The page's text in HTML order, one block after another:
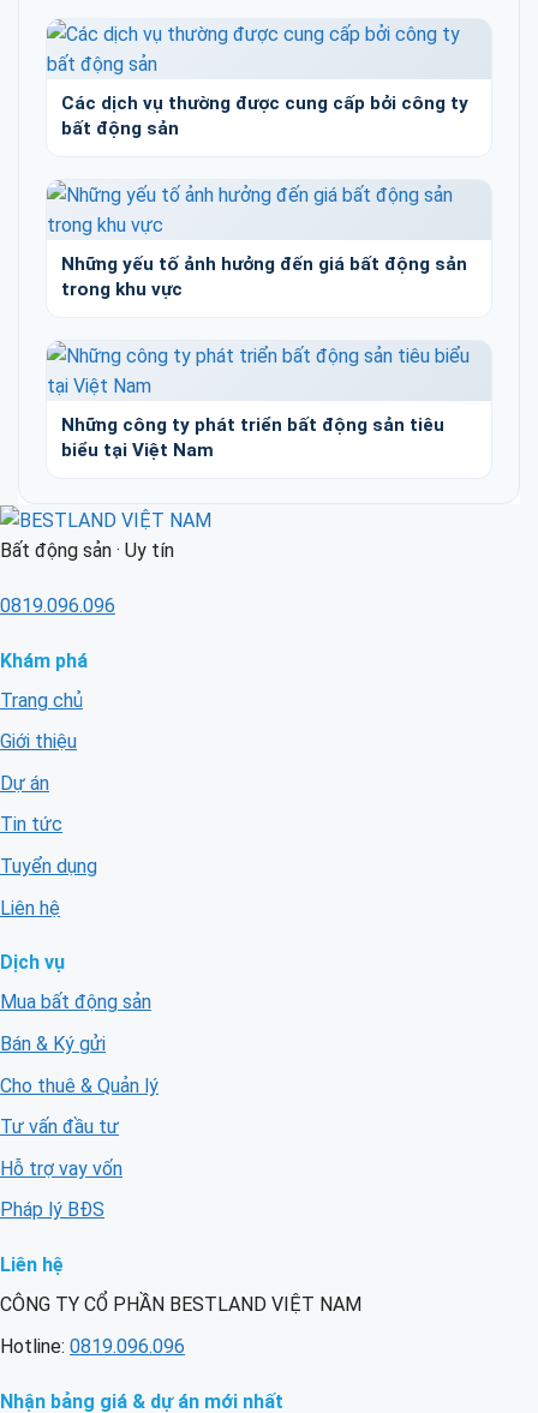
Các dịch vụ thường được cung cấp bởi công ty
bất động sản
Những yếu tố ảnh hưởng đến giá bất động sản
trong khu vực
Những công ty phát triển bất động sản tiêu
biểu tại Việt Nam
Bất động sản · Uy tín
0819.096.096
Khám phá
Trang chủ
Giới thiệu
Dự án
Tin tức
Tuyển dụng
Liên hệ
Dịch vụ
Mua bất động sản
Bán & Ký gửi
Cho thuê & Quản lý
Tư vấn đầu tư
Hỗ trợ vay vốn
Pháp lý BĐS
Liên hệ
CÔNG TY CỔ PHẦN BESTLAND VIỆT NAM
Hotline: 0819.096.096
Nhận bảng giá & dự án mới nhất